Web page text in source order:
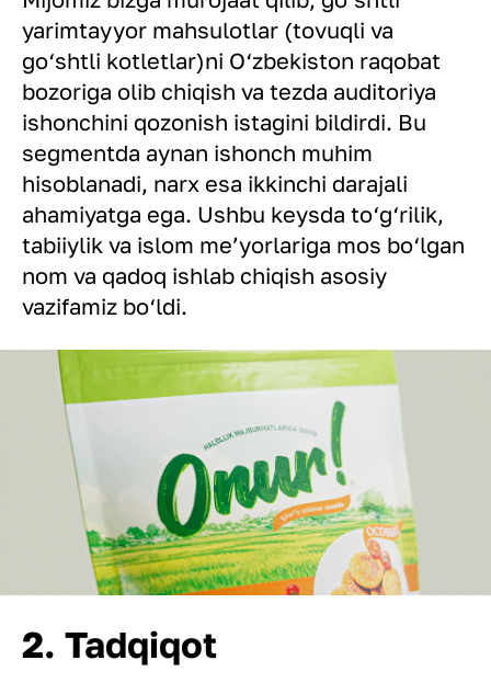
yarimtayyor mahsulotlar (tovuqli va
go‘shtli kotletlar)ni O‘zbekiston raqobat
bozoriga olib chiqish va tezda auditoriya
ishonchini qozonish istagini bildirdi. Bu
segmentda aynan ishonch muhim
hisoblanadi, narx esa ikkinchi darajali
ahamiyatga ega. Ushbu keysda to‘g‘rilik,
tabiiylik va islom me’yorlariga mos bo‘lgan
nom va qadoq ishlab chiqish asosiy
vazifamiz bo‘ldi.
2. Tadqiqot